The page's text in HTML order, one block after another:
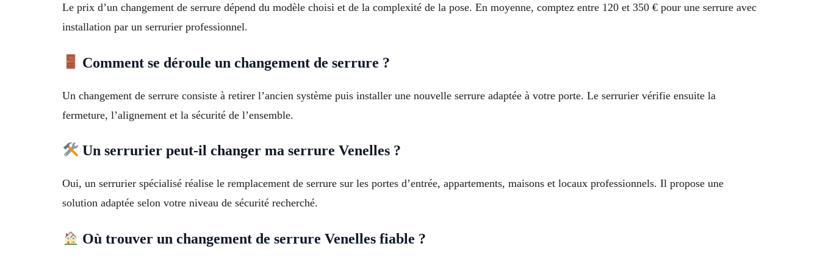
Le prix d’un changement de serrure dépend du modèle choisi et de la complexité de la pose. En moyenne, comptez entre 120 et 350 € pour une serrure avec
installation par un serrurier professionnel.
Comment se déroule un changement de serrure ?
Un changement de serrure consiste à retirer l’ancien système puis installer une nouvelle serrure adaptée à votre porte. Le serrurier vérifie ensuite la
fermeture, l’alignement et la sécurité de l’ensemble.
Un serrurier peut-il changer ma serrure Venelles ?
Oui, un serrurier spécialisé réalise le remplacement de serrure sur les portes d’entrée, appartements, maisons et locaux professionnels. Il propose une
solution adaptée selon votre niveau de sécurité recherché.
Où trouver un changement de serrure Venelles fiable ?